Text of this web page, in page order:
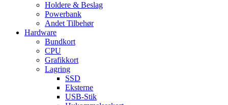
Holdere & Beslag
Powerbank
Andet Tilbehør
Hardware
Bundkort
CPU
Grafikkort
Lagring
SSD
Eksterne
USB-Stik